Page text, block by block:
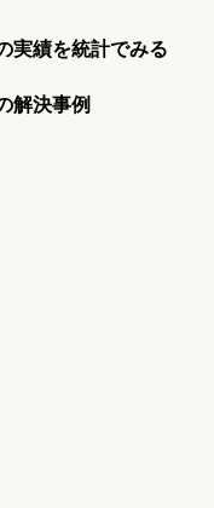
実績を統計でみる
解決事例